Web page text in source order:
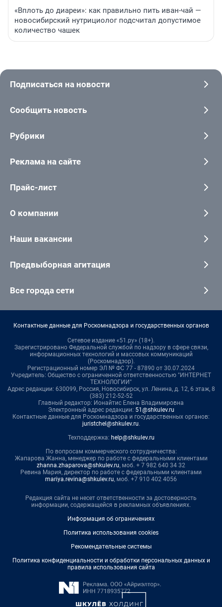
«Вплоть до диареи»: как правильно пить иван-чай —
новосибирский нутрициолог подсчитал допустимое
количество чашек
Подписаться на новости
Сообщить новость
Рубрики
Реклама на сайте
Прайс-лист
О компании
Наши вакансии
Предвыборная агитация
Все города сети
Контактные данные для Роскомнадзора и государственных органов
Сетевое издание «51.ру» (18+).
Зарегистрировано Федеральной службой по надзору в сфере связи,
информационных технологий и массовых коммуникаций
(Роскомнадзор).
Регистрационный номер ЭЛ № ФС 77 - 87890 от 30.07.2024
Учредитель: Общество с ограниченной ответственностью "ИНТЕРНЕТ
ТЕХНОЛОГИИ"
Адрес редакции: 630099, Россия, Новосибирск, ул. Ленина, д. 12, 6 этаж, 8
(383) 212-52-52
Главный редактор: Ионайтис Елена Владимировна
Электронный адрес редакции: 51@shkulev.ru
Контактные данные для Роскомнадзора и государственных органов:
juristchel@shkulev.ru.
Техподдержка: help@shkulev.ru
По вопросам коммерческого сотрудничества:
Жапарова Жанна, менеджер по работе с федеральными клиентами
zhanna.zhaparova@shkulev.ru, моб. + 7 982 640 34 32
Ревина Мария, директор по работе с федеральными клиентами
mariya.revina@shkulev.ru, моб. +7 910 402 4056
Редакция сайта не несет ответственности за достоверность
информации, содержащейся в рекламных объявлениях.
Информация об ограничениях
Политика использования cookies
Рекомендательные системы
Политика конфиденциальности и обработки персональных данных и
правила использования сайта